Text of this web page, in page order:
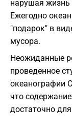
нарушая
Ежегодно
"подарок" в
мусора.
Неожиданные
проведенное
океанографии
что
достаточно